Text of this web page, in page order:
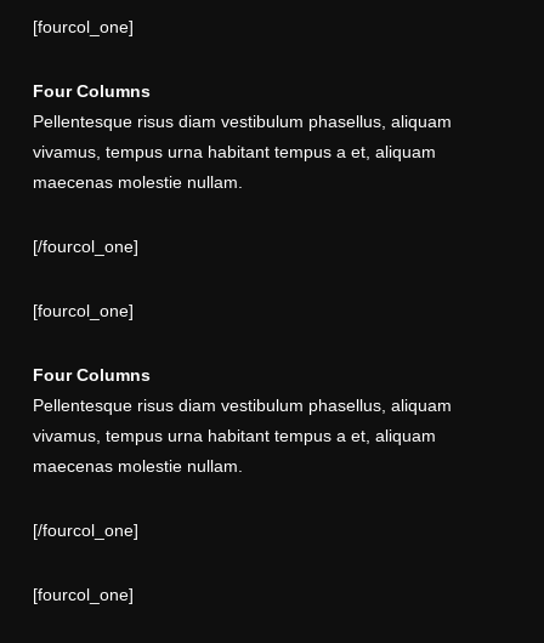
[fourcol_one]
Four Columns
Pellentesque risus diam vestibulum phasellus, aliquam
vivamus, tempus urna habitant tempus a et, aliquam
maecenas molestie nullam.
[/fourcol_one]
[fourcol_one]
Four Columns
Pellentesque risus diam vestibulum phasellus, aliquam
vivamus, tempus urna habitant tempus a et, aliquam
maecenas molestie nullam.
[/fourcol_one]
[fourcol_one]